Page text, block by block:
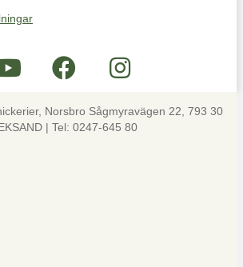
Norsbro Sågmyravägen 22, 793 30
| Tel: 0247-645 80